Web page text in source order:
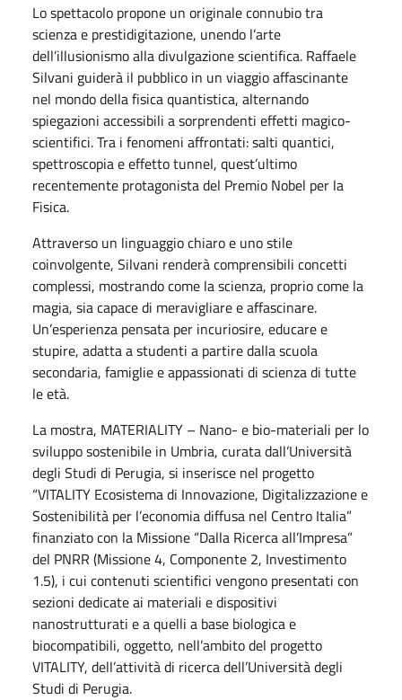
Lo spettacolo propone un originale connubio tra
scienza e prestidigitazione, unendo l’arte
dell’illusionismo alla divulgazione scientifica. Raffaele
Silvani guiderà il pubblico in un viaggio affascinante
nel mondo della fisica quantistica, alternando
spiegazioni accessibili a sorprendenti effetti magico-
scientifici. Tra i fenomeni affrontati: salti quantici,
spettroscopia e effetto tunnel, quest’ultimo
recentemente protagonista del Premio Nobel per la
Fisica.
Attraverso un linguaggio chiaro e uno stile
coinvolgente, Silvani renderà comprensibili concetti
complessi, mostrando come la scienza, proprio come la
magia, sia capace di meravigliare e affascinare.
Un’esperienza pensata per incuriosire, educare e
stupire, adatta a studenti a partire dalla scuola
secondaria, famiglie e appassionati di scienza di tutte
le età.
La mostra, MATERIALITY – Nano- e bio-materiali per lo
sviluppo sostenibile in Umbria, curata dall’Università
degli Studi di Perugia, si inserisce nel progetto
“VITALITY Ecosistema di Innovazione, Digitalizzazione e
Sostenibilità per l’economia diffusa nel Centro Italia”
finanziato con la Missione “Dalla Ricerca all’Impresa”
del PNRR (Missione 4, Componente 2, Investimento
1.5), i cui contenuti scientifici vengono presentati con
sezioni dedicate ai materiali e dispositivi
nanostrutturati e a quelli a base biologica e
biocompatibili, oggetto, nell’ambito del progetto
VITALITY, dell’attività di ricerca dell’Università degli
Studi di Perugia.